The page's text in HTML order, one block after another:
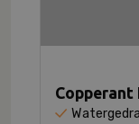
Copperant